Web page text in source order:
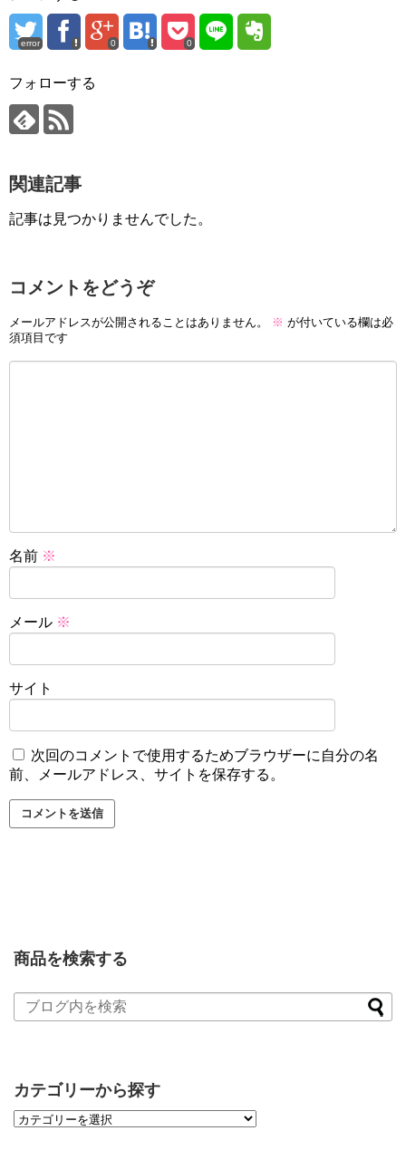
error 0 0
フォローする
関連記事
記事は見つかりませんでした。
コメントをどうぞ
メールアドレスが公開されることはありません。 ※ が付いている欄は必
須項目です
名前 ※
メール ※
サイト
次回のコメントで使用するためブラウザーに自分の名
前、メールアドレス、サイトを保存する。
商品を検索する
カテゴリーから探す